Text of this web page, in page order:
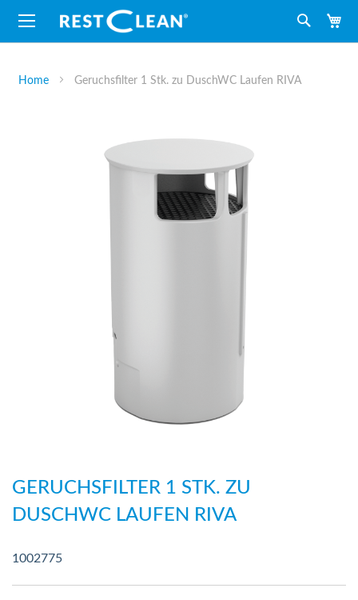
Suche
Home Geruchsfilter 1 Stk. zu DuschWC Laufen RIVA
GERUCHSFILTER 1 STK. ZU
DUSCHWC LAUFEN RIVA
1002775
Anfang
Bildergalerie